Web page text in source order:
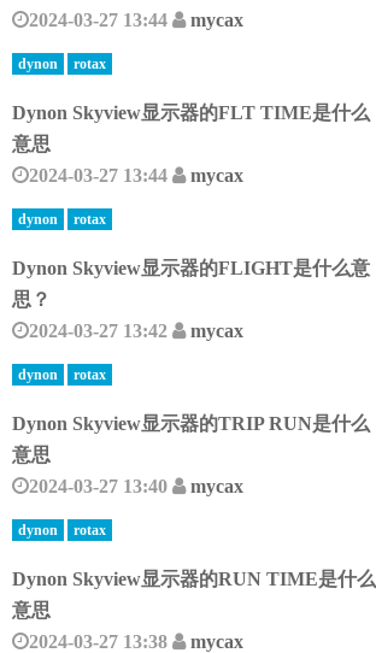
2024-03-27 13:44
mycax
dynon rotax
Dynon Skyview显示器的FLT TIME是什么
意思
2024-03-27 13:44
mycax
dynon rotax
Dynon Skyview显示器的FLIGHT是什么意
思？
2024-03-27 13:42
mycax
dynon rotax
Dynon Skyview显示器的TRIP RUN是什么
意思
2024-03-27 13:40
mycax
dynon rotax
Dynon Skyview显示器的RUN TIME是什么
意思
2024-03-27 13:38
mycax